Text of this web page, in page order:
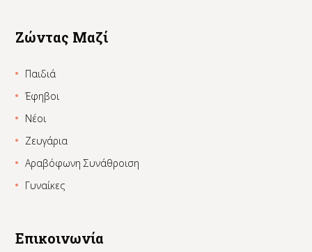
Ζώντας Μαζί
Παιδιά
Έφηβοι
Νέοι
Ζευγάρια
Αραβόφωνη Συνάθροιση
Γυναίκες
Επικοινωνία